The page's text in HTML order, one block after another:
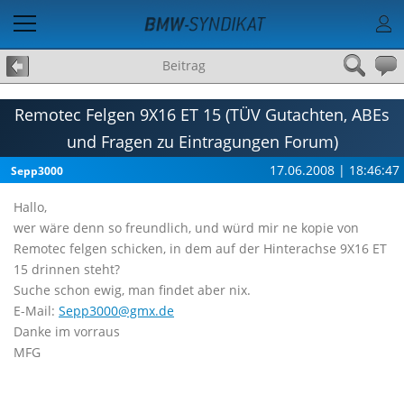
Beitrag
Remotec Felgen 9X16 ET 15 (TÜV Gutachten, ABEs
und Fragen zu Eintragungen Forum)
Sepp3000 17.06.2008 | 18:46:47
Hallo,
wer wäre denn so freundlich, und würd mir ne kopie von
Remotec felgen schicken, in dem auf der Hinterachse 9X16 ET
15 drinnen steht?
Suche schon ewig, man findet aber nix.
E-Mail: Sepp3000@gmx.de
Danke im vorraus
MFG